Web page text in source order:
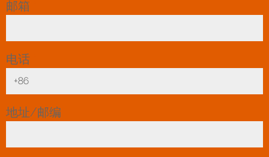
邮箱
电话
地址/邮编